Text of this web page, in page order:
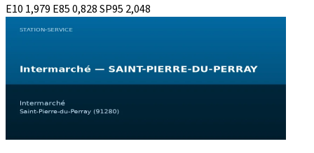
E10 1,979 E850,828SP95 2,048